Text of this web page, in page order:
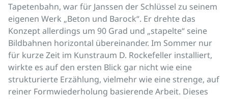
Tapetenbahn, war für Janssen der Schlüssel zu seinem
eigenen Werk „Beton und Barock“. Er drehte das
Konzept allerdings um 90 Grad und „stapelte“ seine
Bildbahnen horizontal übereinander. Im Sommer nur
für kurze Zeit im Kunstraum D. Rockefeller installiert,
wirkte es auf den ersten Blick gar nicht wie eine
strukturierte Erzählung, vielmehr wie eine strenge, auf
reiner Formwiederholung basierende Arbeit. Dieses